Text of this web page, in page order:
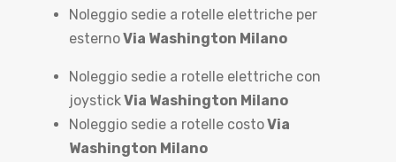
Noleggio sedie a rotelle elettriche per
esternoVia Washington Milano
Noleggio sedie a rotelle elettriche con
joystickVia Washington Milano
Noleggio sedie a rotelle costoVia
Washington Milano